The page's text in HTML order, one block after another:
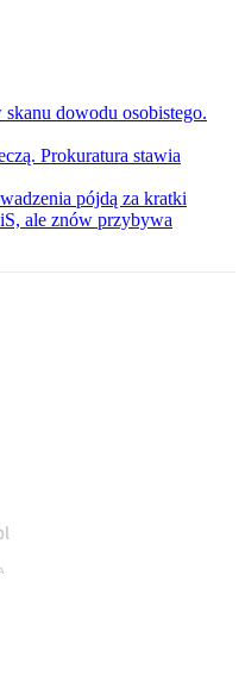
dowodu osobistego.
Prokuratura stawia
pójdą za kratki
ale znów przybywa